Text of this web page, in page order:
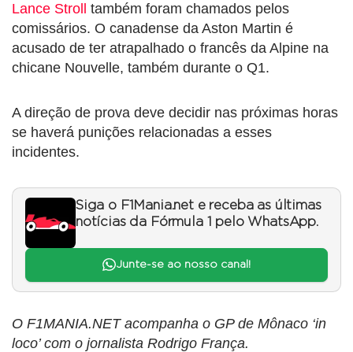
Lance Stroll
também foram chamados pelos
comissários. O canadense da Aston Martin é
acusado de ter atrapalhado o francês da Alpine na
chicane Nouvelle, também durante o Q1.
A direção de prova deve decidir nas próximas horas
se haverá punições relacionadas a esses
incidentes.
Siga o F1Mania.net e receba as últimas
notícias da Fórmula 1 pelo WhatsApp.
Junte-se ao nosso canal!
O F1MANIA.NET acompanha o GP de Mônaco ‘in
loco’ com o jornalista Rodrigo França.